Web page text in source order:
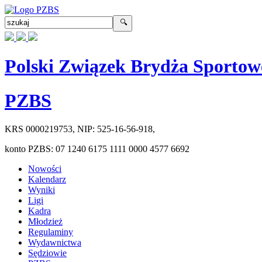
Polski Związek Brydża
PZBS
KRS 0000219753, NIP: 525-16-56-918,
konto PZBS: 07 1240 6175 1111 0000 4577 6692
Nowości
Kalendarz
Wyniki
Ligi
Kadra
Młodzież
Regulaminy
Wydawnictwa
Sędziowie